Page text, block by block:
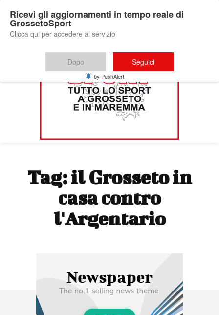
Tag:il Grosseto in
casa contro
l'Argentario
Ricevi gli aggiornamenti in tempo reale di
GrossetoSport
Clicca qui per accedere al servizio
Dopo Seguici
by PushAlert